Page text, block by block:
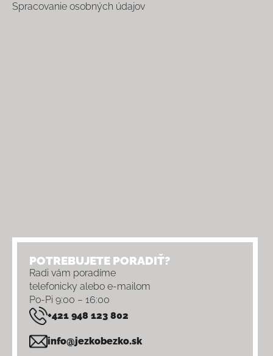
Spracovanie osobných údajov
POTREBUJETE PORADIŤ?
Radi vám poradíme
telefonicky alebo e-mailom
Po-Pi 9:00 – 16:00
+421 948 123 802
info@jezkobezko.sk